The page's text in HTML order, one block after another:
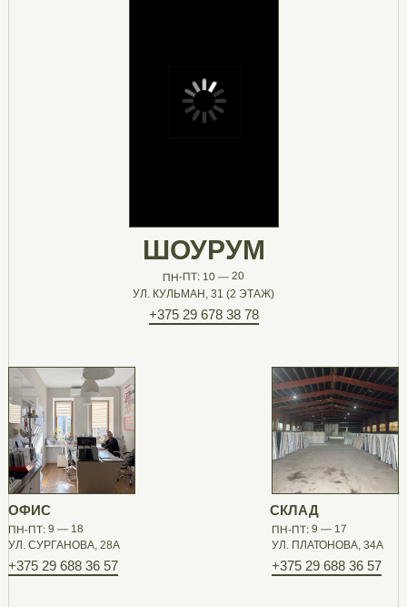
ШОУРУМ
ОФИС
ПН-ПТ: 10 — 20
ПН-ПТ: 9 — 18
УЛ. КУЛЬМАН, 31 (2 ЭТАЖ)
УЛ. СУРГАНОВА, 28А
+375 29 678 38 78
+375 29 688 36 57
СКЛАД
ПН-ПТ: 9 — 17
УЛ. ПЛАТОНОВА, 34А
+375 29 688 36 57